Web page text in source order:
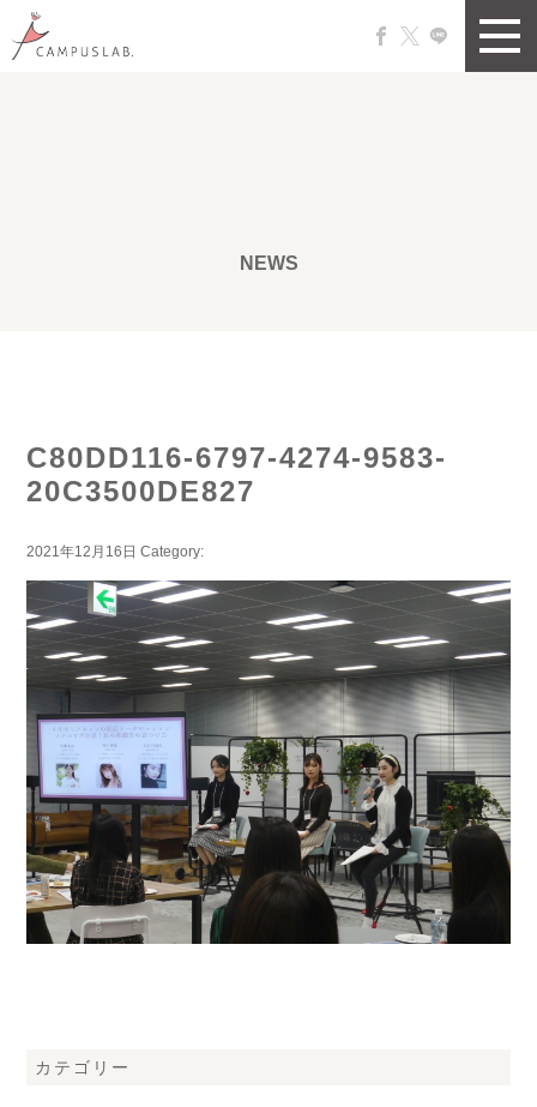
NEWS
C80DD116-6797-4274-9583-
20C3500DE827
2021年12月16日 Category:
カテゴリー